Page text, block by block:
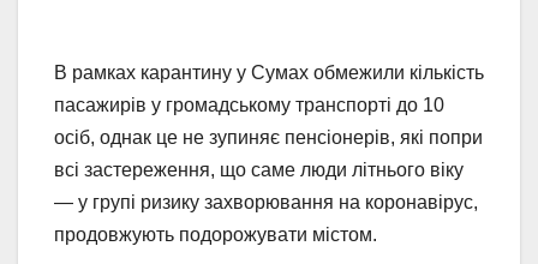
В рамках карантину у Сумах обмежили кількість
пасажирів у громадському транспорті до 10
осіб, однак це не зупиняє пенсіонерів, які попри
всі застереження, що саме люди літнього віку
— у групі ризику захворювання на коронавірус,
продовжують подорожувати містом.